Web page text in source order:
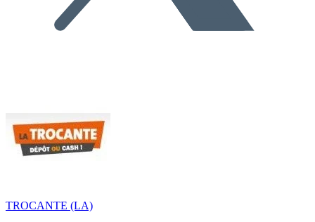
TROCANTE (LA)